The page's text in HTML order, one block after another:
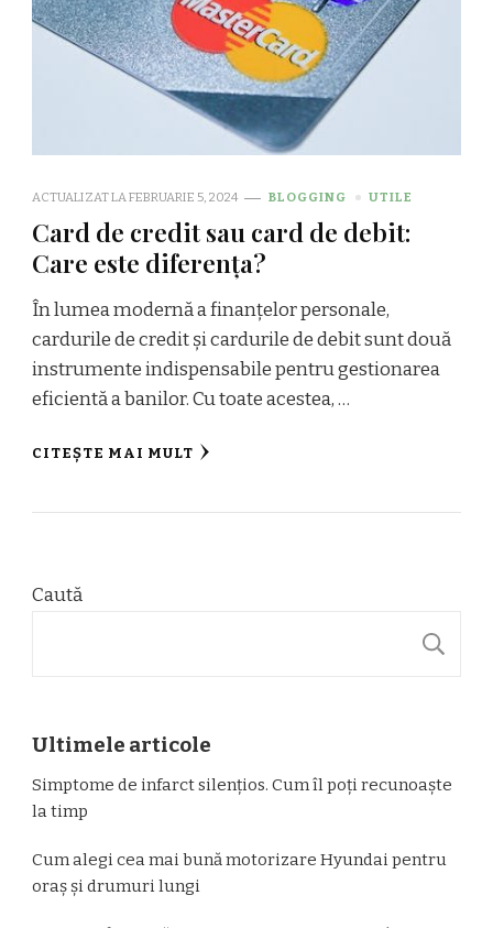
ACTUALIZAT LAFEBRUARIE 5, 2024 BLOGGING UTILE
Card de credit sau card de debit:
Care este diferența?
În lumea modernă a finanțelor personale,
cardurile de credit și cardurile de debit sunt două
instrumente indispensabile pentru gestionarea
eficientă a banilor. Cu toate acestea, …
CITEȘTE MAI MULT
Caută
Ultimele articole
Simptome de infarct silențios. Cum îl poți recunoaște
la timp
Cum alegi cea mai bună motorizare Hyundai pentru
oraș și drumuri lungi